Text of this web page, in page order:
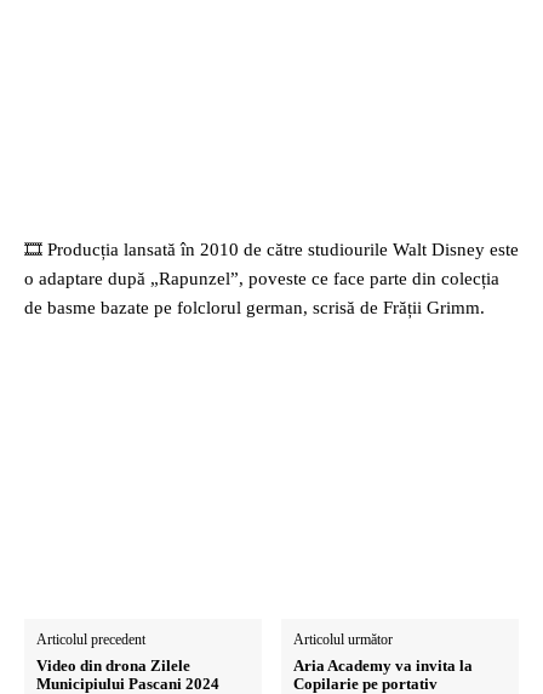
🎞 Producția lansată în 2010 de către studiourile Walt Disney este
o adaptare după „Rapunzel”, poveste ce face parte din colecția
de basme bazate pe folclorul german, scrisă de Frății Grimm.
Articolul precedent
Video din drona Zilele
Municipiului Pascani 2024
Articolul următor
Aria Academy va invita la
Copilarie pe portativ